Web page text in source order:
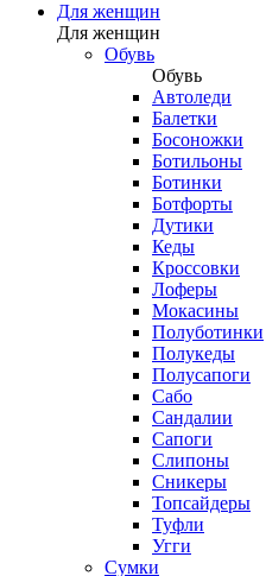
Для женщин
Для женщин
Обувь
Обувь
Автоледи
Балетки
Босоножки
Ботильоны
Ботинки
Ботфорты
Дутики
Кеды
Кроссовки
Лоферы
Мокасины
Полуботинки
Полукеды
Полусапоги
Сабо
Сандалии
Сапоги
Слипоны
Сникеры
Топсайдеры
Туфли
Угги
Сумки